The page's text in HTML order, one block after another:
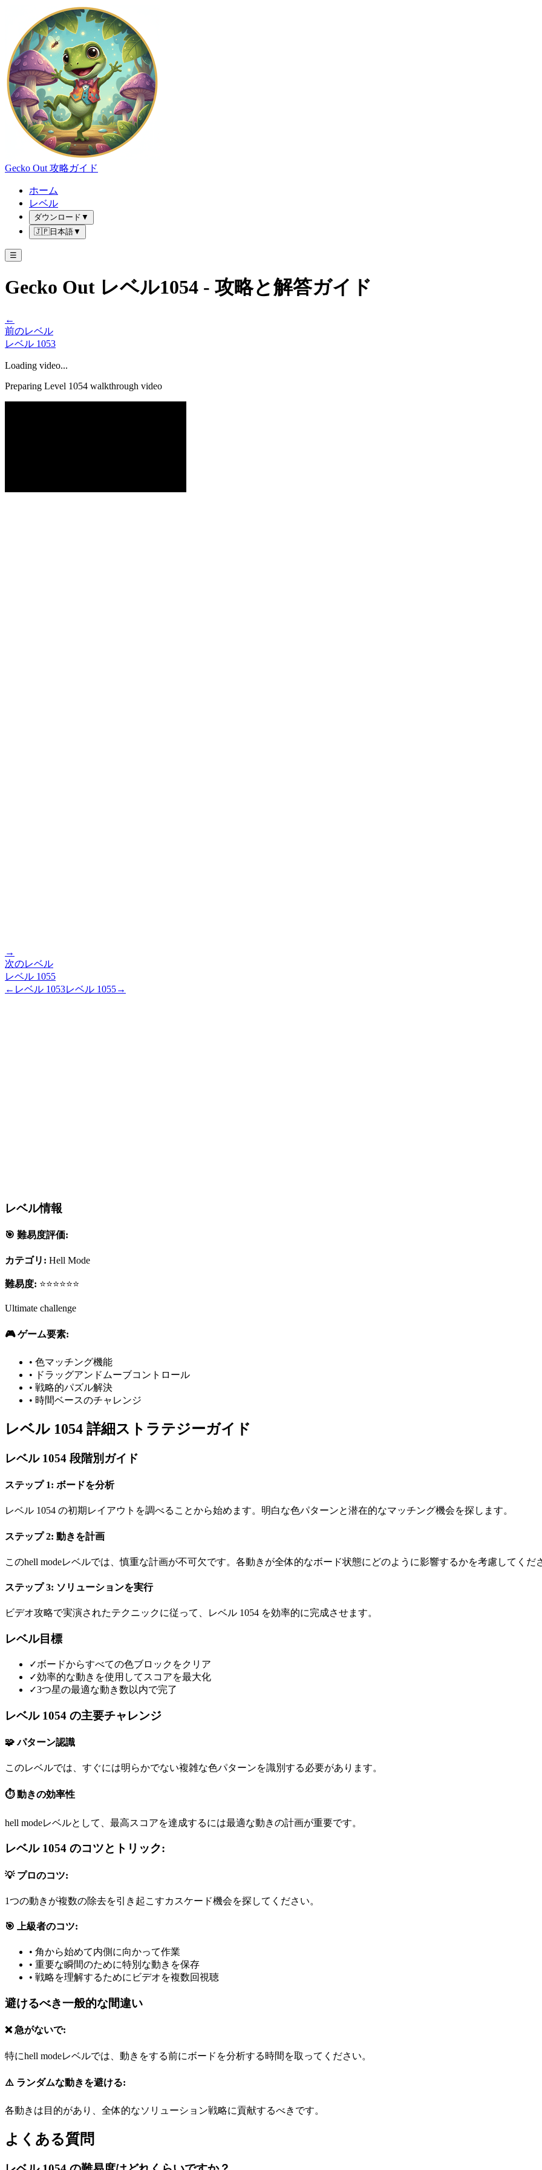
Gecko Out 攻略ガイド
ホーム
レベル
ダウンロード ▼
🇯🇵日本語▼
☰
Gecko Out レベル1054 - 攻略と解答ガイド
←
前のレベル
レベル 1053
Loading video...
Preparing Level 1054 walkthrough video
→
次のレベル
レベル 1055
← レベル 1053レベル 1055→
レベル情報
🎯 難易度評価:
カテゴリ: Hell Mode
難易度: ⭐⭐⭐⭐⭐⭐
Ultimate challenge
🎮 ゲーム要素:
• 色マッチング機能
• ドラッグアンドムーブコントロール
• 戦略的パズル解決
• 時間ベースのチャレンジ
レベル 1054 詳細ストラテジーガイド
レベル 1054 段階別ガイド
ステップ 1: ボードを分析
レベル 1054 の初期レイアウトを調べることから始めます。明白な色パターンと潜在的なマッチング機会を探します。
ステップ 2: 動きを計画
このhell modeレベルでは、慎重な計画が不可欠です。各動きが全体的なボード状態にどのように影響するかを考慮してくだ
ステップ 3: ソリューションを実行
ビデオ攻略で実演されたテクニックに従って、レベル 1054 を効率的に完成させます。
レベル目標
✓ボードからすべての色ブロックをクリア
✓効率的な動きを使用してスコアを最大化
✓3つ星の最適な動き数以内で完了
レベル 1054 の主要チャレンジ
🧩 パターン認識
このレベルでは、すぐには明らかでない複雑な色パターンを識別する必要があります。
⏱️ 動きの効率性
hell modeレベルとして、最高スコアを達成するには最適な動きの計画が重要です。
レベル 1054 のコツとトリック:
💡 プロのコツ:
1つの動きが複数の除去を引き起こすカスケード機会を探してください。
🎯 上級者のコツ:
• 角から始めて内側に向かって作業
• 重要な瞬間のために特別な動きを保存
• 戦略を理解するためにビデオを複数回視聴
避けるべき一般的な間違い
❌ 急がないで:
特にhell modeレベルでは、動きをする前にボードを分析する時間を取ってください。
⚠️ ランダムな動きを避ける:
各動きは目的があり、全体的なソリューション戦略に貢献するべきです。
よくある質問